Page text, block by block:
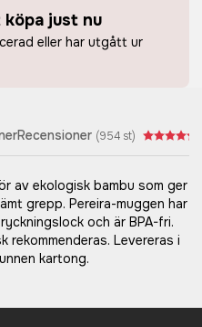
just nu
eller har utgått ur
Recensioner (954 st)
av ekologisk bambu som ger
grepp. Pereira-muggen har
och är BPA-fri.
rekommenderas. Levereras i
kartong.